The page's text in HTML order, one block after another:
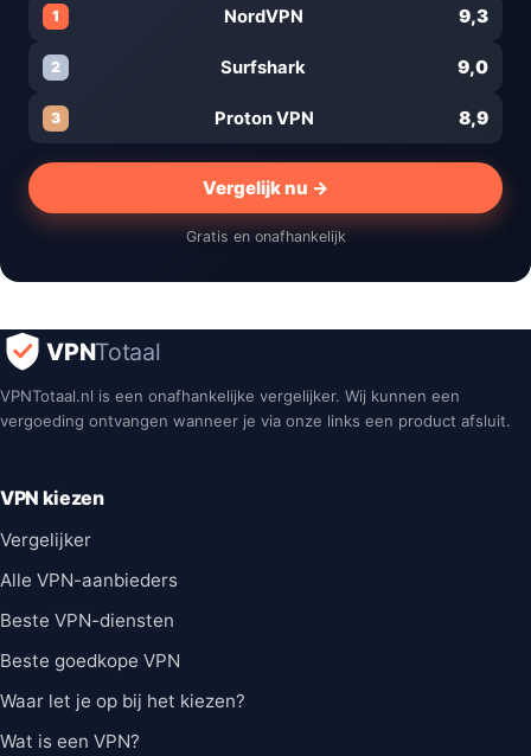
1 NordVPN 9,3
2 Surfshark 9,0
3 Proton VPN 8,9
Vergelijk nu →
Gratis en onafhankelijk
VPNTotaal
VPNTotaal.nl is een onafhankelijke vergelijker. Wij kunnen een
vergoeding ontvangen wanneer je via onze links een product afsluit.
VPN kiezen
Vergelijker
Alle VPN-aanbieders
Beste VPN-diensten
Beste goedkope VPN
Waar let je op bij het kiezen?
Wat is een VPN?